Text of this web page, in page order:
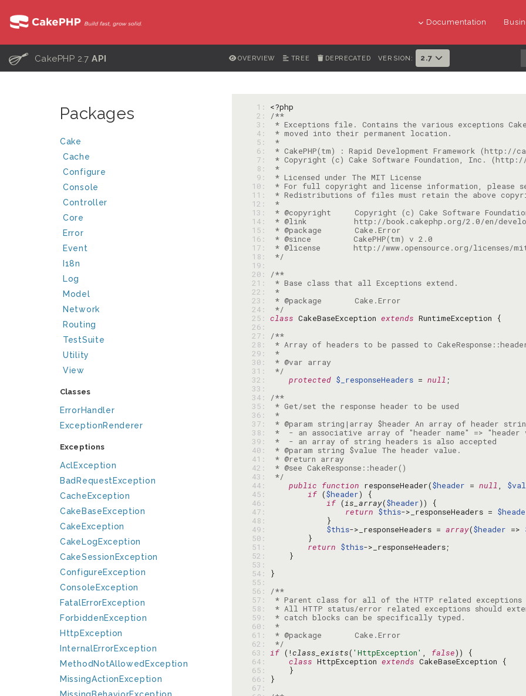
Documentation
C CakePHP 2.7API OVERVIEW TREE DEPRECATED VERSION: 2.7
Packages
Cake
Cache
Configure
Console
Controller
Core
Error
Event
I18n
Log
Model
Network
Routing
TestSuite
Utility
View
Classes
ErrorHandler
ExceptionRenderer
Exceptions
AclException
BadRequestException
CacheException
CakeBaseException
CakeException
CakeLogException
CakeSessionException
ConfigureException
ConsoleException
FatalErrorException
ForbiddenException
HttpException
InternalErrorException
MethodNotAllowedException
MissingActionException
  1:
<?php
  2:
  3:
  4:
  5:
  6:
  7:
  8:
  9:
10:
11:
12:
13:
14:
15:
16:
17:
18:
*/
19:
20:
21:
22:
23:
24:
*/
25: class CakeBaseException extends
26:
27:
28:
29:
30:
31:
*/
32:
protected $_responseHeaders = null
33:
34:
35:
36:
37:
38:
39:
40:
41:
42:
43:
*/
44:
public function responseHeader($header = null,
45:
if ($header
46:
if (is_array($header
47:
return $this->_responseHeaders =
48:
49:
$this->_responseHeaders = array($header =>
50:
51:
return $this
52:
53:
54:
55:
56:
57:
58:
59:
60:
61:
62:
*/
63: if (!class_exists( 'HttpException' , false
64:
class HttpException extends
65:
66:
67: